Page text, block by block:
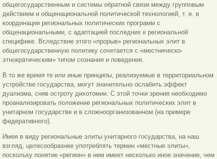
общегосударственным и системы обратной связи между групповым
действием и общенациональной политической технологией, т. е. в
координации региональных политических программ с
общенациональными, с адаптацией последних к региональной
специфике. Вследствие этого «прорыв» региональных элит в
общегосударственную политику сочетается с «местническо-
этнократическим» типом сознания и поведения.
В то же время те или иные принципы, реализуемые в территориальном
устройстве государства, могут значительно ослабить эффект
дуализма, сняв остроту дихотомии. С этой точки зрения необходимо
проанализировать положение региональных политических элит в
унитарном государстве и в сложноорганизованном (на примере
федеративного).
Имея в виду региональные элиты унитарного государства, на наш
взгляд, целесообразнее употреблять термин «местные элиты»,
поскольку понятие «регион» в нем имеет несколько иное значение, чем